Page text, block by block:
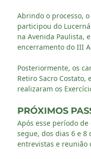
Abrindo o processo,
participou do
na Avenida Paulista,
encerramento do III
Posteriormente, os
Retiro Sacro Costato,
realizaram os
PRÓXIMOS
Após esse período
segue, dos dias 6 e
entrevistas e reunião